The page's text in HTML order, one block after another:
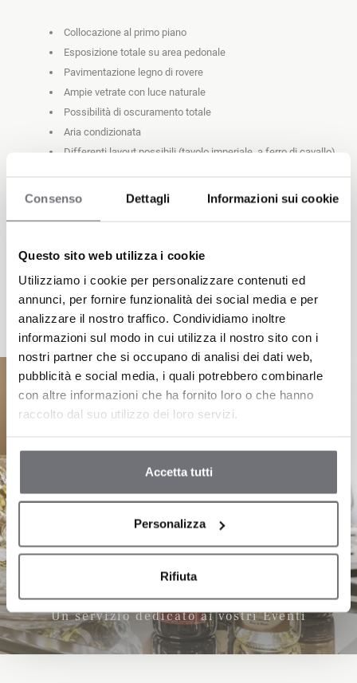
Consenso Dettagli Informazioni sui cookie
Questo sito web utilizza i cookie
Utilizziamo i cookie per personalizzare contenuti ed
annunci, per fornire funzionalità dei social media e per
analizzare il nostro traffico. Condividiamo inoltre
informazioni sul modo in cui utilizza il nostro sito con i
nostri partner che si occupano di analisi dei dati web,
pubblicità e social media, i quali potrebbero combinarle
con altre informazioni che ha fornito loro o che hanno
raccolto dal suo utilizzo dei loro servizi.
Accetta tutti
Personalizza
Rifiuta
Collocazione al primo piano
Esposizione totale su area pedonale
Pavimentazione legno di rovere
Ampie vetrate con luce naturale
Possibilità di oscuramento totale
Aria condizionata
Differenti layout possibili (tavolo imperiale, a ferro di cavallo)
Attrezzature e tecnologie a disposizione: amplificazione,
Foyer per accredito degli ospiti e per coffee break
CATERING
Un servizio dedicato ai vostri Eventi